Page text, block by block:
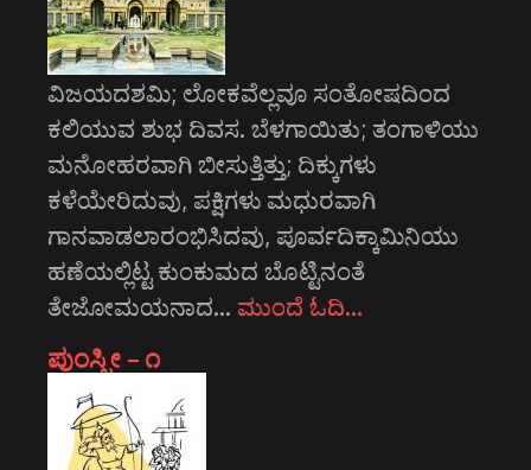
ವಿಜಯದಶಮಿ; ಲೋಕವೆಲ್ಲವೂ ಸಂತೋಷದಿಂದ
ಕಲಿಯುವ ಶುಭ ದಿವಸ. ಬೆಳಗಾಯಿತು; ತಂಗಾಳಿಯು
ಮನೋಹರವಾಗಿ ಬೀಸುತ್ತಿತ್ತು; ದಿಕ್ಕುಗಳು
ಕಳೆಯೇರಿದುವು, ಪಕ್ಷಿಗಳು ಮಧುರವಾಗಿ
ಗಾನವಾಡಲಾರಂಭಿಸಿದವು, ಪೂರ್ವದಿಕ್ಕಾಮಿನಿಯು
ಹಣೆಯಲ್ಲಿಟ್ಟ ಕುಂಕುಮದ ಬೊಟ್ಟಿನಂತೆ
ತೇಜೋಮಯನಾದ… ಮುಂದೆ ಓದಿ…
ಪುಂಸ್ತ್ರೀ – ೧